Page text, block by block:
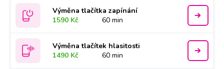
Výměna tlačítka zapínání
1590 Kč
60 min
Výměna tlačítek hlasitosti
1490 Kč
60 min